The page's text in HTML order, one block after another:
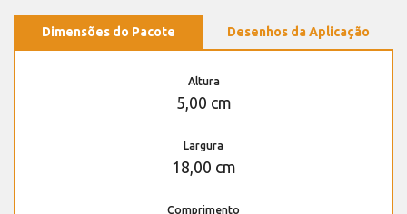
Dimensões do Pacote Desenhos da Aplicação
Altura
5,00 cm
Largura
18,00 cm
Comprimento